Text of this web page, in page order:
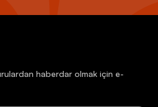
haberdar olmak için e-